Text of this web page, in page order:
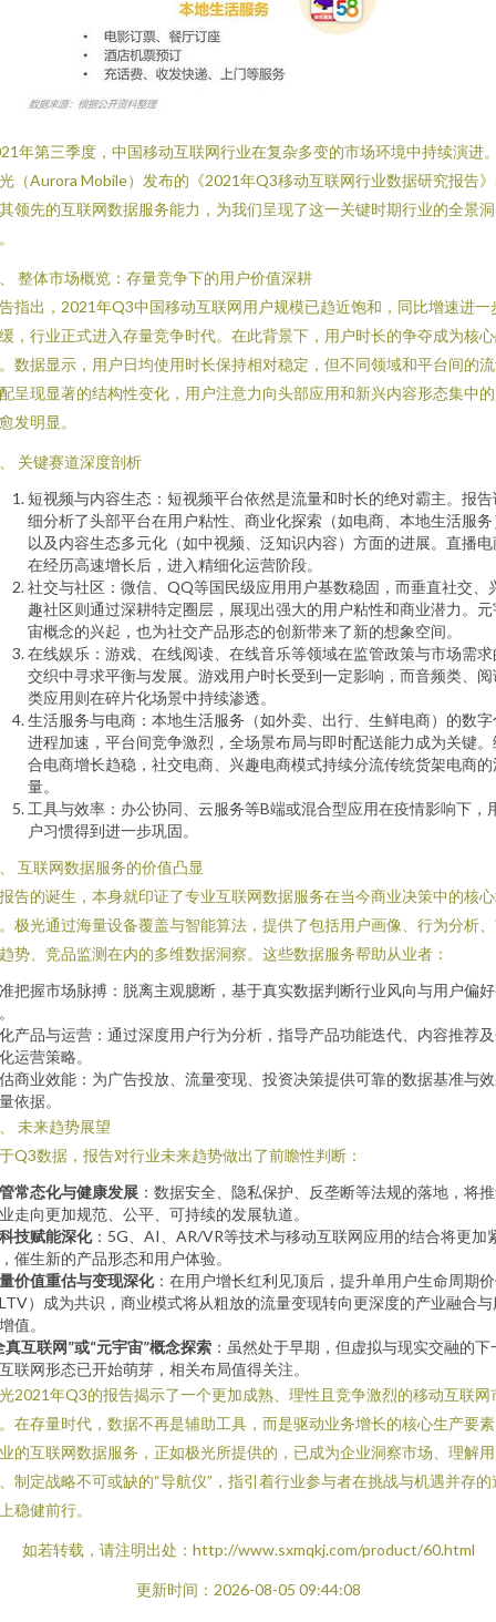
年第三季度，中国移动互联网行业在复杂多变的市场环境中持续演进
（Aurora Mobile）发布的《2021年Q3移动互联网行业数据研究报告
领先的互联网数据服务能力，为我们呈现了这一关键时期行业的全景洞
整体市场概览：存量竞争下的用户价值深耕
指出，2021年Q3中国移动互联网用户规模已趋近饱和，同比增速进一
，行业正式进入存量竞争时代。在此背景下，用户时长的争夺成为核
数据显示，用户日均使用时长保持相对稳定，但不同领域和平台间的
呈现显著的结构性变化，用户注意力向头部应用和新兴内容形态集中
发明显。
关键赛道深度剖析
短视频与内容生态：短视频平台依然是流量和时长的绝对霸主。报告
细分析了头部平台在用户粘性、商业化探索（如电商、本地生活服务
以及内容生态多元化（如中视频、泛知识内容）方面的进展。直播电
在经历高速增长后，进入精细化运营阶段。
社交与社区：微信、QQ等国民级应用用户基数稳固，而垂直社交、
趣社区则通过深耕特定圈层，展现出强大的用户粘性和商业潜力。元
宙概念的兴起，也为社交产品形态的创新带来了新的想象空间。
在线娱乐：游戏、在线阅读、在线音乐等领域在监管政策与市场需求
交织中寻求平衡与发展。游戏用户时长受到一定影响，而音频类、阅
类应用则在碎片化场景中持续渗透。
生活服务与电商：本地生活服务（如外卖、出行、生鲜电商）的数字
进程加速，平台间竞争激烈，全场景布局与即时配送能力成为关键。
合电商增长趋稳，社交电商、兴趣电商模式持续分流传统货架电商的
量。
工具与效率：办公协同、云服务等B端或混合型应用在疫情影响下，
户习惯得到进一步巩固。
互联网数据服务的价值凸显
告的诞生，本身就印证了专业互联网数据服务在当今商业决策中的核
极光通过海量设备覆盖与智能算法，提供了包括用户画像、行为分析
势、竞品监测在内的多维数据洞察。这些数据服务帮助从业者：
把握市场脉搏：脱离主观臆断，基于真实数据判断行业风向与用户偏
产品与运营：通过深度用户行为分析，指导产品功能迭代、内容推荐
运营策略。
商业效能：为广告投放、流量变现、投资决策提供可靠的数据基准与
依据。
未来趋势展望
Q3数据，报告对行业未来趋势做出了前瞻性判断：
常态化与健康发展 ：数据安全、隐私保护、反垄断等法规的落地，将
走向更加规范、公平、可持续的发展轨道。
技赋能深化：5G、AI、AR/VR等技术与移动互联网应用的结合将更加
催生新的产品形态和用户体验。
价值重估与变现深化：在用户增长红利见顶后，提升单用户生命周期
）成为共识，商业模式将从粗放的流量变现转向更深度的产业融合与
值。
真互联网”或“元宇宙”概念探索 ：虽然处于早期，但虚拟与现实交融的下
联网形态已开始萌芽，相关布局值得关注。
2021年Q3的报告揭示了一个更加成熟、理性且竞争激烈的移动互联网
在存量时代，数据不再是辅助工具，而是驱动业务增长的核心生产要
的互联网数据服务，正如极光所提供的，已成为企业洞察市场、理解用
制定战略不可或缺的“导航仪”，指引着行业参与者在挑战与机遇并存的
稳健前行。
如若转载，请注明出处：http://www.sxmqkj.com/product/60.html
更新时间：2026-08-05 09:44:08